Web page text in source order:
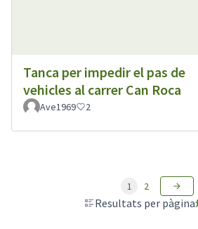
Tanca per impedir el pas de
vehicles al carrer Can Roca
Ave1969 2
Resultats per pàgina:
1 2